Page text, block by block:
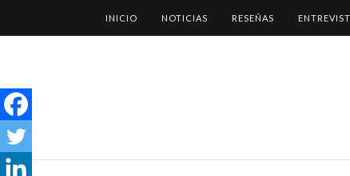
INICIO NOTICIAS RESEÑAS